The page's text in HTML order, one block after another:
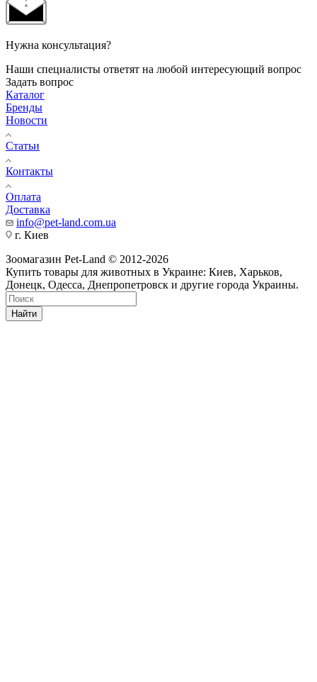
Нужна консультация?
Наши специалисты ответят на любой интересующий вопрос
Задать вопрос
Каталог
Бренды
Новости
Статьи
Контакты
Оплата
Доставка
info@pet-land.com.ua
г. Киев
Зоомагазин Pet-Land © 2012-2026
Купить товары для животных в Украине: Киев, Харьков,
Донецк, Одесса, Днепропетровск и другие города Украины.
Найти